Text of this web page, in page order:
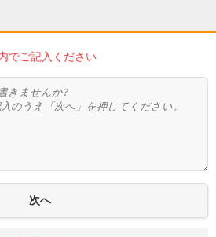
でご記入ください